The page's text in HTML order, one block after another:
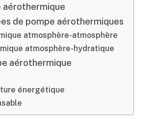
aérothermique
de pompe aérothermiques
atmosphère-atmosphère
atmosphère-hydratique
aérothermique
énergétique